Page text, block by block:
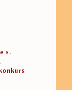
s.